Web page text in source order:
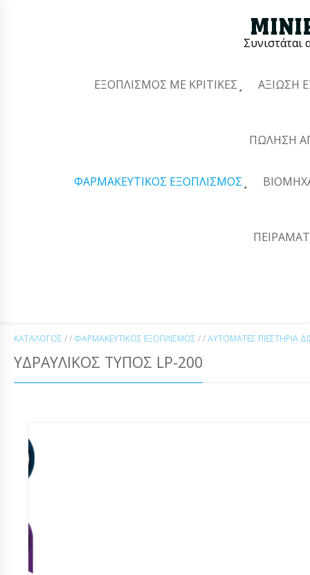
Συνιστάται
ΕΞΟΠΛΙΣΜΌΣ ΜΕ ΚΡΙΤΙΚΈΣ ΑΞΊΩΣΗ
ΠΏΛΗΣΗ
ΦΑΡΜΑΚΕΥΤΙΚΌΣ ΕΞΟΠΛΙΣΜΌΣ
ΚΑΤΆΛΟΓΟΣ / / ΦΑΡΜΑΚΕΥΤΙΚΌΣ ΕΞΟΠΛΙΣΜΌΣ / /ΑΥΤΌΜΑΤΕΣ ΠΙΕΣΤΉΡΙΑ
ΥΔΡΑΥΛΙΚΌΣ ΤΎΠΟΣ LP-200